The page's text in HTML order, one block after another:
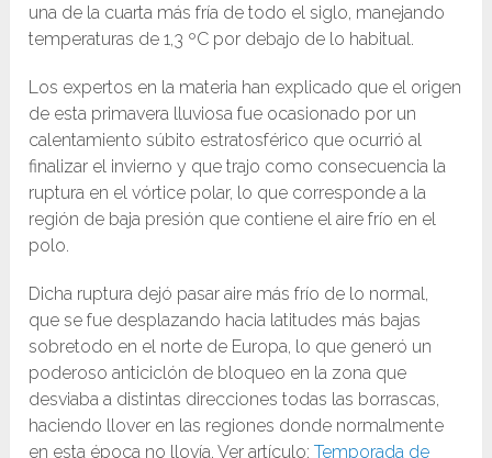
una de la cuarta más fría de todo el siglo, manejando
temperaturas de 1,3 ºC por debajo de lo habitual.
Los expertos en la materia han explicado que el origen
de esta primavera lluviosa fue ocasionado por un
calentamiento súbito estratosférico que ocurrió al
finalizar el invierno y que trajo como consecuencia la
ruptura en el vórtice polar, lo que corresponde a la
región de baja presión que contiene el aire frío en el
polo.
Dicha ruptura dejó pasar aire más frío de lo normal,
que se fue desplazando hacia latitudes más bajas
sobretodo en el norte de Europa, lo que generó un
poderoso anticiclón de bloqueo en la zona que
desviaba a distintas direcciones todas las borrascas,
haciendo llover en las regiones donde normalmente
en esta época no llovía. Ver artículo:Temporada de